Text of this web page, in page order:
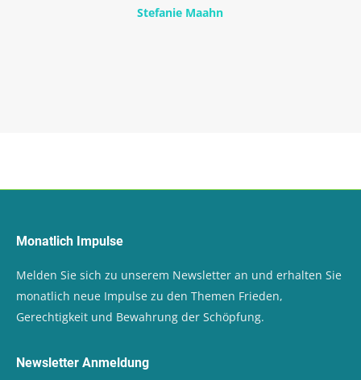
Stefanie Maahn
Monatlich Impulse
Melden Sie sich zu unserem Newsletter an und erhalten Sie
monatlich neue Impulse zu den Themen Frieden,
Gerechtigkeit und Bewahrung der Schöpfung.
Newsletter Anmeldung